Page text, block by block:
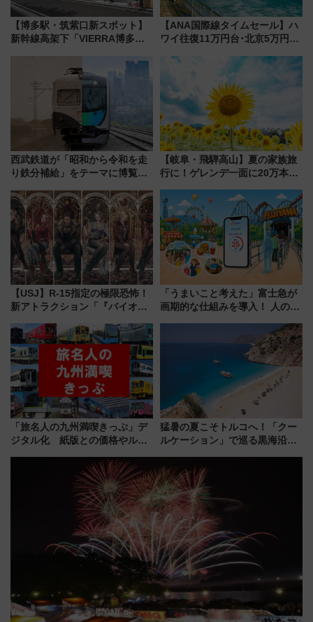
【博多駅・筑紫口新スポット】
新幹線高架下「VIERRA博多テ
など注目の全6店舗 「博多活憩
通り」も一新
【ANA国際線タイムセール】ハ
ワイ往復11万円台･北京5万円台
来春のGW旅行まで狙える激ア
ツ路線まとめ（8/10まで）
西武鉄道が「昭和から令和を走
り鉄分補給」をテーマに博覧会
14日から 新車両「トキイロ」体
験ブースも アクセスや申込方法
を解説
【岐阜・飛騨高山】夏の家族旅
行に！ゲレンデ一面に20万本の
アひまわり園」開園
【USJ】R-15指定の極限恐怖！
新アトラクション「『バイオハ
ブ」今秋登場 ―予測不能の恐
怖に泣き叫べ―
「うまいこと考えた」富士急が
画期的な仕組みを導入！ 人のか
「旅名人の九州満喫きっぷ」デ
ジタル化 紙版との価格やルー
猛暑の夏こそトルコへ！「クー
ルケーション」で巡る黒海沿岸
連検索数が前年比237％増、ナ
ショジオも認める『2026年に訪
れるべき世界の旅先』